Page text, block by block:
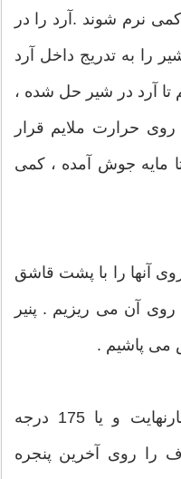
نرم شوند .آرد را در
را به تدریج داخل آرد
تا آرد در شیر حل شده ،
حرارت ملایم قرار
مایه جوش آمده ، کمی
آنها را با پشت قاشق
آن می ریزیم . پنیر
می پاشیم .
فر را با حرارت 350 درجه فارنهایت و یا 175 درجه
را روی آخرین پنجره